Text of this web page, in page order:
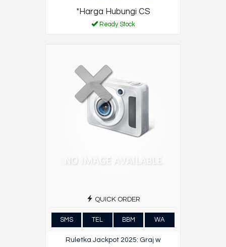
*Harga Hubungi CS
Ready Stock
QUICK ORDER
SMS TEL BBM WA
Ruletka Jackpot 2025: Graj w